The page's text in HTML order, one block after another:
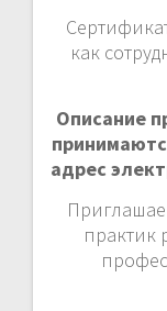
как
Описание
адрес
практик